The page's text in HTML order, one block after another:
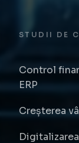
STUDII DE
Control
ERP
Creșterea